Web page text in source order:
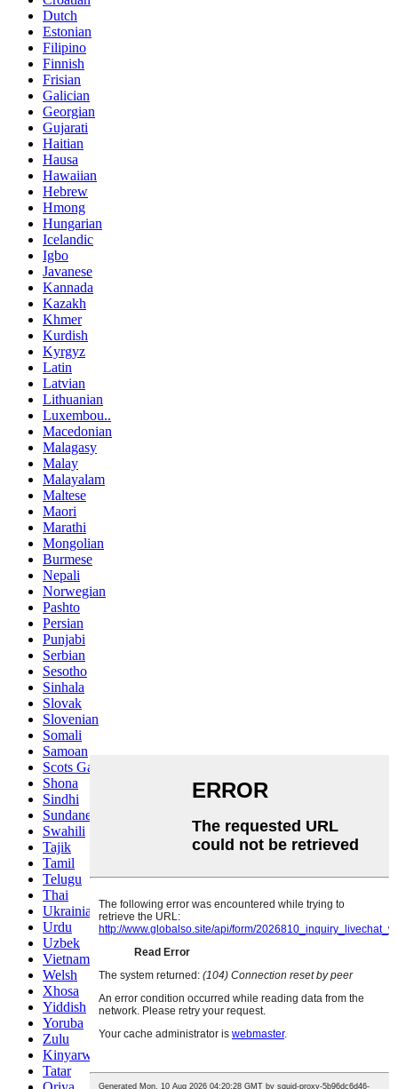
Dutch
Estonian
Filipino
Finnish
Frisian
Galician
Georgian
Gujarati
Haitian
Hausa
Hawaiian
Hebrew
Hmong
Hungarian
Icelandic
Igbo
Javanese
Kannada
Kazakh
Khmer
Kurdish
Kyrgyz
Latin
Latvian
Lithuanian
Luxembou..
Macedonian
Malagasy
Malay
Malayalam
Maltese
Maori
Marathi
Mongolian
Burmese
Nepali
Norwegian
Pashto
Persian
Punjabi
Serbian
Sesotho
Sinhala
Slovak
Slovenian
Somali
Samoan
Scots Gaelic
Shona
Sindhi
Sundanese
Swahili
Tajik
Tamil
Telugu
Thai
Ukrainian
Urdu
Uzbek
Vietnamese
Welsh
Xhosa
Yiddish
Yoruba
Zulu
Kinyarwanda
Tatar